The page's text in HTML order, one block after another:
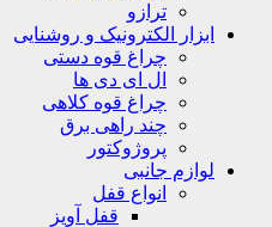
ترازو
ابزار الکترونیک و روشنایی
چراغ قوه دستی
ال ای دی ها
چراغ قوه کلاهی
چند راهی برق
پروژوکتور
لوازم جانبی
انواع قفل
قفل آویز